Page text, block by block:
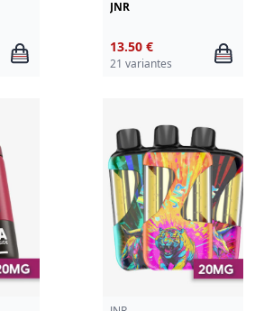
JNR
13.50 €
21 variantes